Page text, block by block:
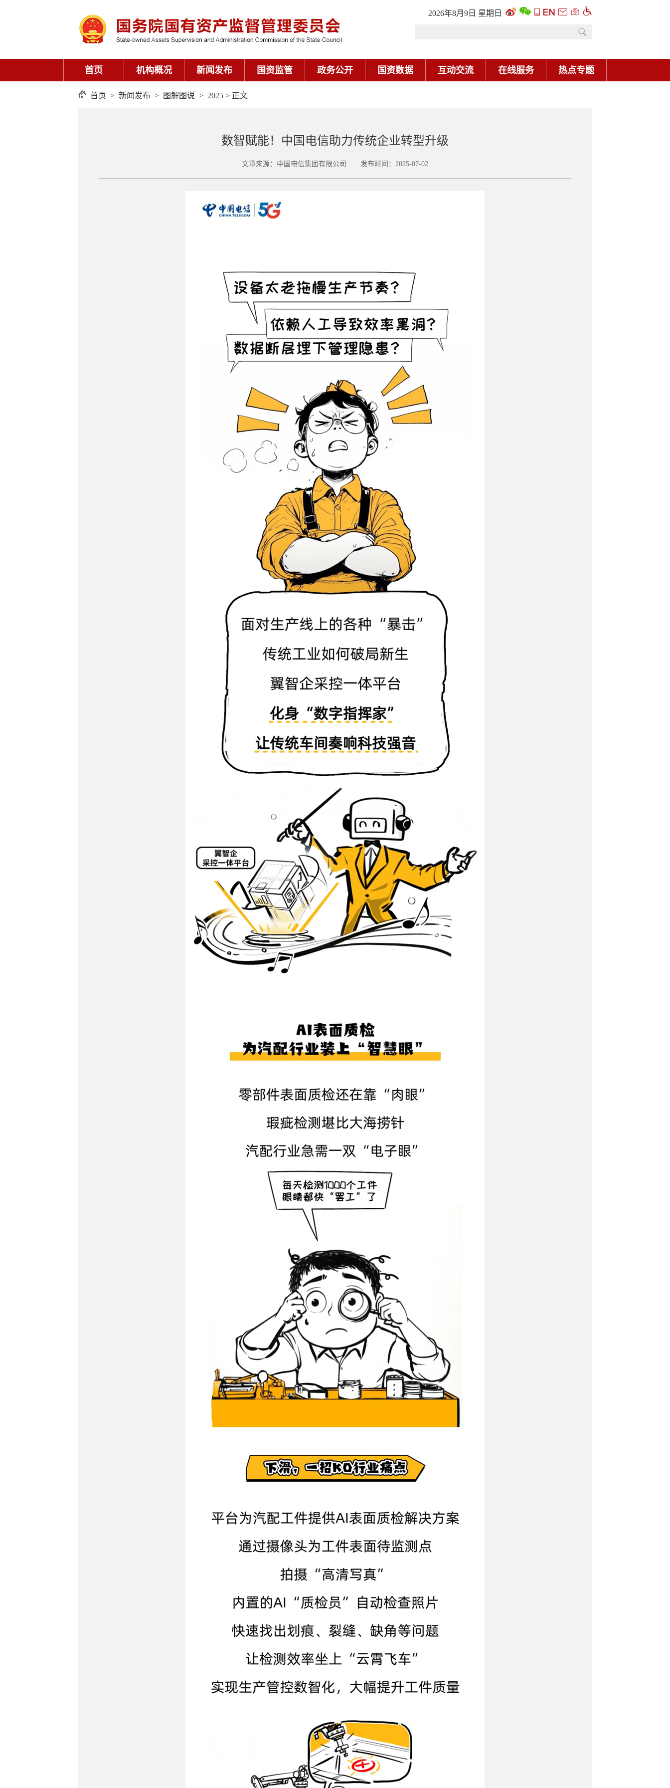
2026年8月9日 星期日
首页 机构概况 新闻发布 国资监管 政务公开 国资数据 互动交流 在线服务 热点专题
首页 > 新闻发布 > 图解图说 > 2025 > 正文
数智赋能！中国电信助力传统企业转型升级
文章来源：中国电信集团有限公司 发布时间：2025-07-02